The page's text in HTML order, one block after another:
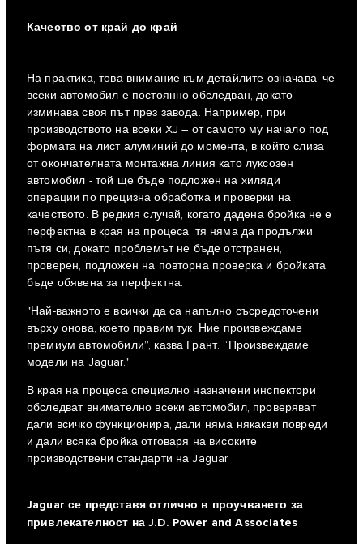
Качество от край до край
На практика, това внимание към детайлите означава, че
всеки автомобил е постоянно обследван, докато
изминава своя път през завода. Например, при
производството на всеки XJ – от самото му начало под
формата на лист алуминий до момента, в който слиза
от окончателната монтажна линия като луксозен
автомобил - той ще бъде подложен на хиляди
операции по прецизна обработка и проверки на
качеството. В редкия случай, когато дадена бройка не е
перфектна в края на процеса, тя няма да продължи
пътя си, докато проблемът не бъде отстранен,
проверен, подложен на повторна проверка и бройката
бъде обявена за перфектна.
"Най-важното е всички да са напълно съсредоточени
върху онова, което правим тук. Ние произвеждаме
премиум автомобили”, казва Грант. “Произвеждаме
модели на Jaguar."
В края на процеса специално назначени инспектори
обследват внимателно всеки автомобил, проверяват
дали всичко функционира, дали няма някакви повреди
и дали всяка бройка отговаря на високите
производствени стандарти на Jaguar.
Jaguar се представя отлично в проучването за
привлекателност на J.D. Power and Associates